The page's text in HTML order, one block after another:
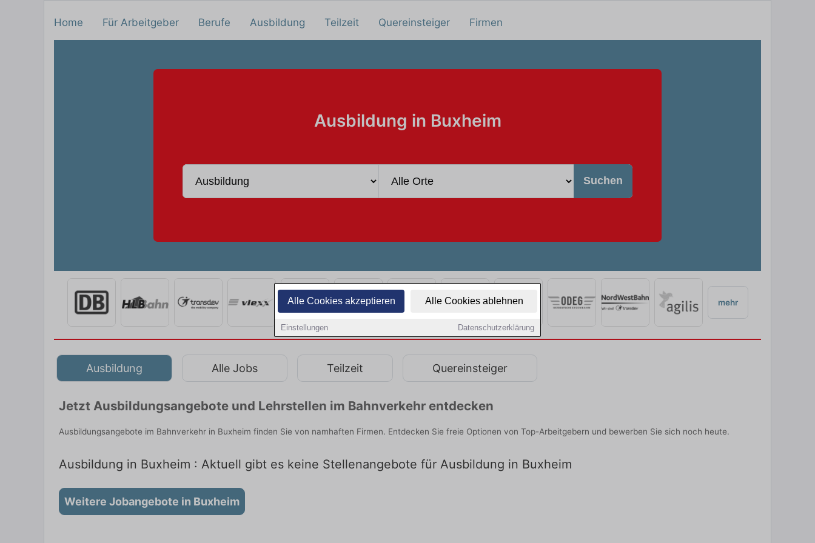
Alle Cookies akzeptieren Alle Cookies ablehnen
Einstellungen Datenschutzerklärung
Home Für Arbeitgeber Berufe Ausbildung Teilzeit Quereinsteiger Firmen
Ausbildung in Buxheim
Suchen
mehr
Ausbildung Alle Jobs Teilzeit Quereinsteiger
Jetzt Ausbildungsangebote und Lehrstellen im Bahnverkehr entdecken
Ausbildungsangebote im Bahnverkehr in Buxheim finden Sie von namhaften Firmen. Entdecken Sie freie Optionen von Top-Arbeitgebern und bewerben Sie sich noch heute.
Ausbildung in Buxheim : Aktuell gibt es keine Stellenangebote für Ausbildung in Buxheim
Weitere Jobangebote in Buxheim